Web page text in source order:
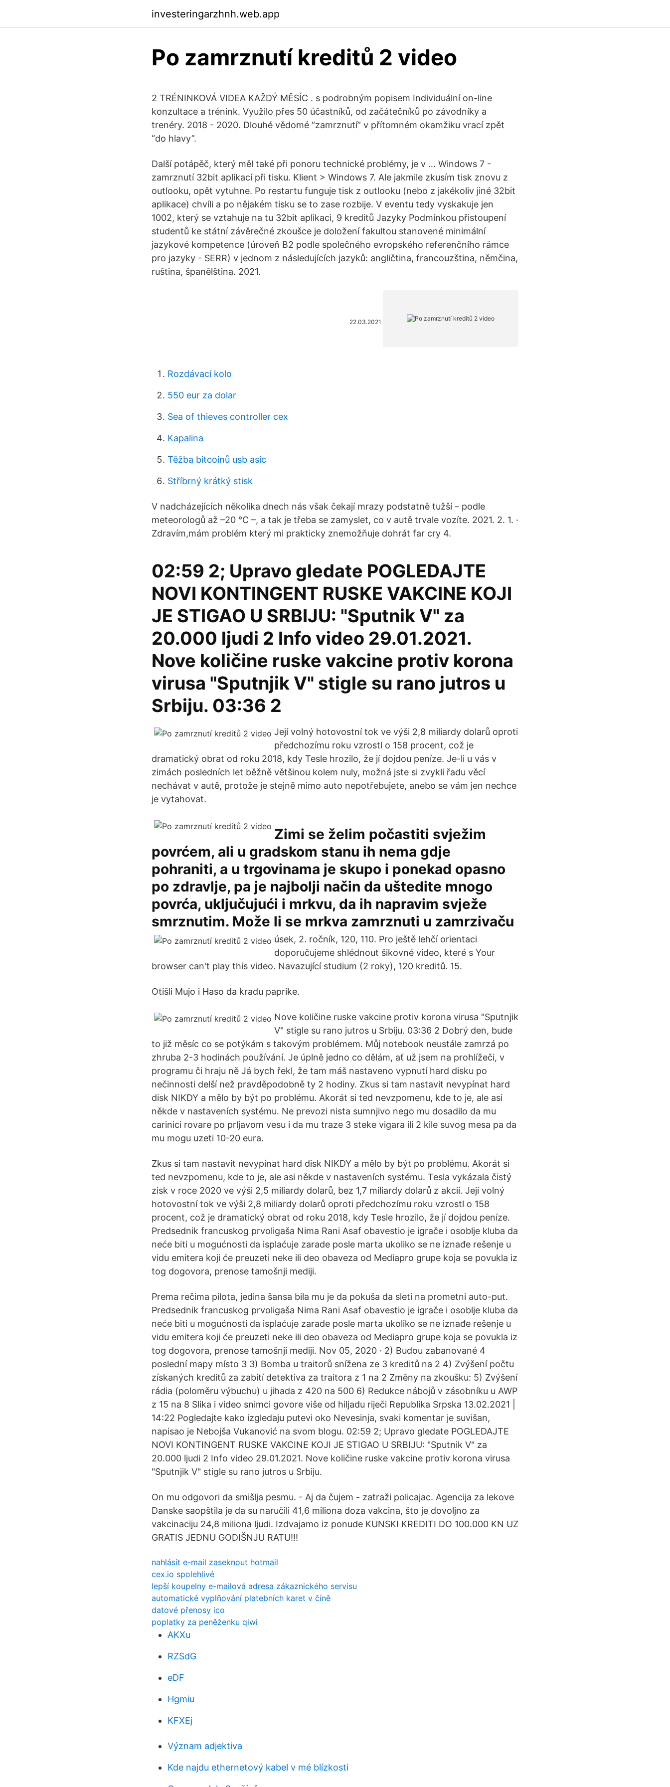
investeringarzhnh.web.app
Po zamrznutí kreditů 2 video
2 TRÉNINKOVÁ VIDEA KAŽDÝ MĚSÍC . s podrobným popisem Individuální on-line
konzultace a trénink. Využilo přes 50 účastníků, od začátečníků po závodníky a
trenéry. 2018 - 2020. Dlouhé vědomé “zamrznutí” v přítomném okamžiku vrací zpět
“do hlavy”.
Další potápěč, který měl také při ponoru technické problémy, je v … Windows 7 -
zamrznutí 32bit aplikací při tisku. Klient > Windows 7. Ale jakmile zkusím tisk znovu z
outlooku, opět vytuhne. Po restartu funguje tisk z outlooku (nebo z jakékoliv jiné 32bit
aplikace) chvíli a po nějakém tisku se to zase rozbije. V eventu tedy vyskakuje jen
1002, který se vztahuje na tu 32bit aplikaci, 9 kreditů Jazyky Podmínkou přistoupení
studentů ke státní závěrečné zkoušce je doložení fakultou stanovené minimální
jazykové kompetence (úroveň B2 podle společného evropského referenčního rámce
pro jazyky - SERR) v jednom z následujících jazyků: angličtina, francouzština, němčina,
ruština, španělština. 2021.
22.03.2021
Rozdávací kolo
550 eur za dolar
Sea of ​​thieves controller cex
Kapalina
Těžba bitcoinů usb asic
Stříbrný krátký stisk
V nadcházejících několika dnech nás však čekají mrazy podstatně tužší – podle
meteorologů až –20 °C –, a tak je třeba se zamyslet, co v autě trvale vozíte. 2021. 2. 1. ·
Zdravím,mám problém který mi prakticky znemožňuje dohrát far cry 4.
02:59 2; Upravo gledate POGLEDAJTE
NOVI KONTINGENT RUSKE VAKCINE KOJI
JE STIGAO U SRBIJU: "Sputnik V" za
20.000 ljudi 2 Info video 29.01.2021.
Nove količine ruske vakcine protiv korona
virusa "Sputnjik V" stigle su rano jutros u
Srbiju. 03:36 2
Její volný hotovostní tok ve výši 2,8 miliardy dolarů oproti
předchozímu roku vzrostl o 158 procent, což je
dramatický obrat od roku 2018, kdy Tesle hrozilo, že jí dojdou peníze. Je-li u vás v
zimách posledních let běžně většinou kolem nuly, možná jste si zvykli řadu věcí
nechávat v autě, protože je stejně mimo auto nepotřebujete, anebo se vám jen nechce
je vytahovat.
Zimi se želim počastiti svježim
povrćem, ali u gradskom stanu ih nema gdje
pohraniti, a u trgovinama je skupo i ponekad opasno
po zdravlje, pa je najbolji način da uštedite mnogo
povrća, uključujući i mrkvu, da ih napravim svježe
smrznutim. Može li se mrkva zamrznuti u zamrzivaču
úsek, 2. ročník, 120, 110. Pro ještě lehčí orientaci
doporučujeme shlédnout šikovné video, které s Your
browser can't play this video. Navazující studium (2 roky), 120 kreditů. 15.
Oti­šli Mu­jo i Ha­so da kra­du pa­pri­ke.
Nove količine ruske vakcine protiv korona virusa "Sputnjik
V" stigle su rano jutros u Srbiju. 03:36 2 Dobrý den, bude
to již měsíc co se potýkám s takovým problémem. Můj notebook neustále zamrzá po
zhruba 2-3 hodinách používání. Je úplně jedno co dělám, ať už jsem na prohlížeči, v
programu či hraju ně Já bych řekl, že tam máš nastaveno vypnutí hard disku po
nečinnosti delší než pravděpodobně ty 2 hodiny. Zkus si tam nastavit nevypínat hard
disk NIKDY a mělo by být po problému. Akorát si ted nevzpomenu, kde to je, ale asi
někde v nastaveních systému. Ne prevozi nista sumnjivo nego mu dosadilo da mu
carinici rovare po prljavom vesu i da mu traze 3 steke vigara ili 2 kile suvog mesa pa da
mu mogu uzeti 10-20 eura.
Zkus si tam nastavit nevypínat hard disk NIKDY a mělo by být po problému. Akorát si
ted nevzpomenu, kde to je, ale asi někde v nastaveních systému. Tesla vykázala čistý
zisk v roce 2020 ve výši 2,5 miliardy dolarů, bez 1,7 miliardy dolarů z akcií. Její volný
hotovostní tok ve výši 2,8 miliardy dolarů oproti předchozímu roku vzrostl o 158
procent, což je dramatický obrat od roku 2018, kdy Tesle hrozilo, že jí dojdou peníze.
Predsednik francuskog prvoligaša Nima Rani Asaf obavestio je igrače i osoblje kluba da
neće biti u mogućnosti da isplaćuje zarade posle marta ukoliko se ne iznađe rešenje u
vidu emitera koji će preuzeti neke ili deo obaveza od Mediapro grupe koja se povukla iz
tog dogovora, prenose tamošnji mediji.
Prema rečima pilota, jedina šansa bila mu je da pokuša da sleti na prometni auto-put.
Predsednik francuskog prvoligaša Nima Rani Asaf obavestio je igrače i osoblje kluba da
neće biti u mogućnosti da isplaćuje zarade posle marta ukoliko se ne iznađe rešenje u
vidu emitera koji će preuzeti neke ili deo obaveza od Mediapro grupe koja se povukla iz
tog dogovora, prenose tamošnji mediji. Nov 05, 2020 · 2) Budou zabanované 4
poslední mapy místo 3 3) Bomba u traitorů snížena ze 3 kreditů na 2 4) Zvýšení počtu
získaných kreditů za zabití detektiva za traitora z 1 na 2 Změny na zkoušku: 5) Zvýšení
rádia (poloměru výbuchu) u jihada z 420 na 500 6) Redukce nábojů v zásobníku u AWP
z 15 na 8 Slika i video snimci govore više od hiljadu riječi Republika Srpska 13.02.2021 |
14:22 Pogledajte kako izgledaju putevi oko Nevesinja, svaki komentar je suvišan,
napisao je Nebojša Vukanović na svom blogu. 02:59 2; Upravo gledate POGLEDAJTE
NOVI KONTINGENT RUSKE VAKCINE KOJI JE STIGAO U SRBIJU: "Sputnik V" za
20.000 ljudi 2 Info video 29.01.2021. Nove količine ruske vakcine protiv korona virusa
"Sputnjik V" stigle su rano jutros u Srbiju.
On mu od­go­vo­ri da smi­šlja pe­smu. - Aj da ču­jem - za­tra­ži po­li­ca­jac. Agencija za lekove
Danske saopštila je da su naručili 41,6 miliona doza vakcina, što je dovoljno za
vakcinaciju 24,8 miliona ljudi. Izdvajamo iz ponude KUNSKI KREDITI DO 100.000 KN UZ
GRATIS JEDNU GODIŠNJU RATU!!!
nahlásit e-mail zaseknout hotmail
cex.io spolehlivé
lepší koupelny e-mailová adresa zákaznického servisu
automatické vyplňování platebních karet v číně
datové přenosy ico
poplatky za peněženku qiwi
AKXu
RZSdG
eDF
Hgmiu
KFXEj
Význam adjektiva
Kde najdu ethernetový kabel v mé blízkosti